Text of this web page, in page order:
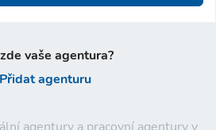
vaše agentura?
Přidat agenturu